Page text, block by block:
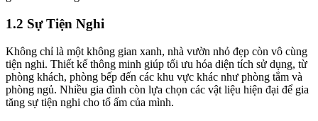
1.2 Sự Tiện Nghi
Không chỉ là một không gian xanh, nhà vườn nhỏ đẹp còn vô cùng
tiện nghi. Thiết kế thông minh giúp tối ưu hóa diện tích sử dụng, từ
phòng khách, phòng bếp đến các khu vực khác như phòng tắm và
phòng ngủ. Nhiều gia đình còn lựa chọn các vật liệu hiện đại để gia
tăng sự tiện nghi cho tổ ấm của mình.